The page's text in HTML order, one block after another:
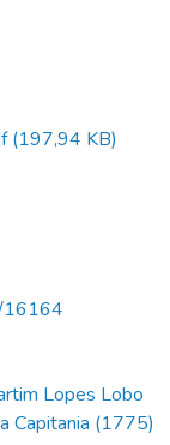
(197,94 KB)
16164
Lopes Lobo
Capitania (1775)